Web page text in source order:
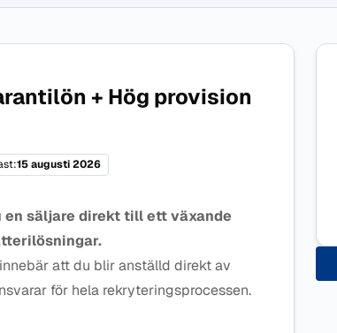
+ Hög provision
15 augusti 2026
säljare direkt till ett växande
att du blir anställd direkt av
för hela rekryteringsprocessen.